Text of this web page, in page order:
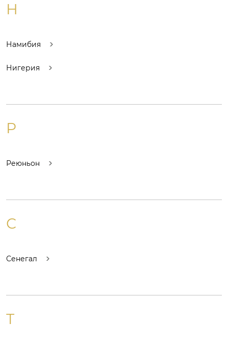
Н
Намибия
Нигерия
Р
Реюньон
С
Сенегал
Т